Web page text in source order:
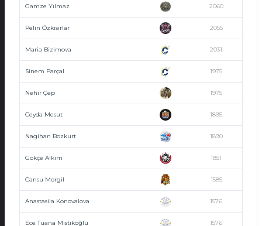
Gamze Yılmaz 2060
Pelin Özkısırlar 2055
Maria Bizimova 2031
Sinem Parçal 1975
Nehir Çep 1975
Ceyda Mesut 1895
Nagihan Bozkurt 1890
Gökçe Alkım 1851
Cansu Morgil 1585
Anastasiia Konovalova 1576
Ece Tuana Mıstıkoğlu 1576